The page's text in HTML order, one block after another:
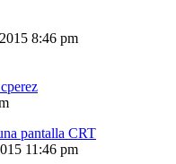
8:46 pm
pantalla CRT
11:46 pm